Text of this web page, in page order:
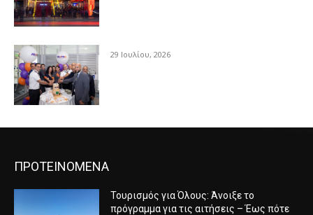
29 Ιουλίου, 2026
ΠΡΟΤΕΙΝΟΜΕΝΑ
Τουρισμός για Όλους: Άνοιξε το
πρόγραμμα για τις αιτήσεις – Έως πότε